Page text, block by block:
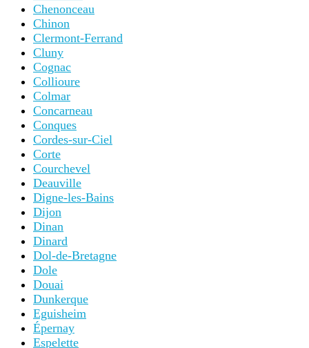
Chenonceau
Chinon
Clermont-Ferrand
Cluny
Cognac
Collioure
Colmar
Concarneau
Conques
Cordes-sur-Ciel
Corte
Courchevel
Deauville
Digne-les-Bains
Dijon
Dinan
Dinard
Dol-de-Bretagne
Dole
Douai
Dunkerque
Eguisheim
Épernay
Espelette